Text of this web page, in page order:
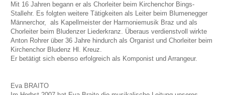
Mit 16 Jahren begann er als Chorleiter beim Kirchenchor Bings-
Stallehr. Es folgten weitere Tätigkeiten als Leiter beim Blumenegger
Männerchor, als Kapellmeister der Harmoniemusik Braz und als
Chorleiter beim Bludenzer Liederkranz. Überaus verdienstvoll wirkte
Anton Rohrer über 36 Jahre hindurch als Organist und Chorleiter beim
Kirchenchor Bludenz Hl. Kreuz.
Er betätigt sich ebenso erfolgreich als Komponist und Arrangeur.
Eva BRAITO